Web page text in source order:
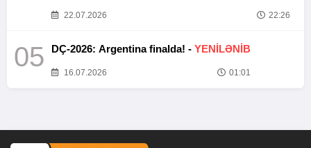
22.07.2026 22:26
05 DÇ-2026: Argentina finalda! - YENİLƏNİB
16.07.2026 01:01